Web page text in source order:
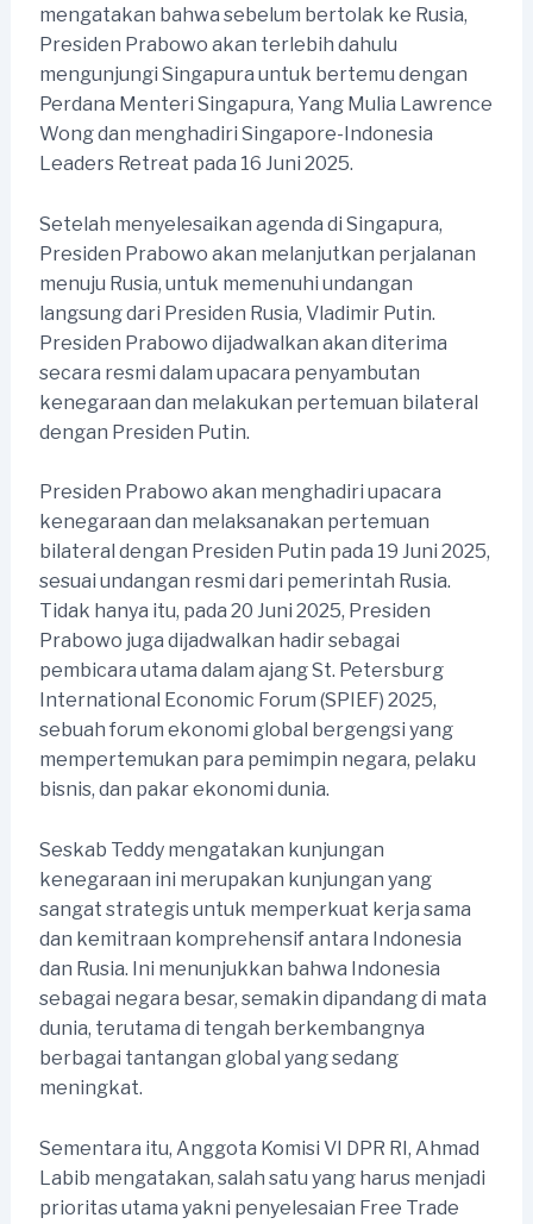
mengatakan bahwa sebelum bertolak ke Rusia,
Presiden Prabowo akan terlebih dahulu
mengunjungi Singapura untuk bertemu dengan
Perdana Menteri Singapura, Yang Mulia Lawrence
Wong dan menghadiri Singapore-Indonesia
Leaders Retreat pada 16 Juni 2025.
Setelah menyelesaikan agenda di Singapura,
Presiden Prabowo akan melanjutkan perjalanan
menuju Rusia, untuk memenuhi undangan
langsung dari Presiden Rusia, Vladimir Putin.
Presiden Prabowo dijadwalkan akan diterima
secara resmi dalam upacara penyambutan
kenegaraan dan melakukan pertemuan bilateral
dengan Presiden Putin.
Presiden Prabowo akan menghadiri upacara
kenegaraan dan melaksanakan pertemuan
bilateral dengan Presiden Putin pada 19 Juni 2025,
sesuai undangan resmi dari pemerintah Rusia.
Tidak hanya itu, pada 20 Juni 2025, Presiden
Prabowo juga dijadwalkan hadir sebagai
pembicara utama dalam ajang St. Petersburg
International Economic Forum (SPIEF) 2025,
sebuah forum ekonomi global bergengsi yang
mempertemukan para pemimpin negara, pelaku
bisnis, dan pakar ekonomi dunia.
Seskab Teddy mengatakan kunjungan
kenegaraan ini merupakan kunjungan yang
sangat strategis untuk memperkuat kerja sama
dan kemitraan komprehensif antara Indonesia
dan Rusia. Ini menunjukkan bahwa Indonesia
sebagai negara besar, semakin dipandang di mata
dunia, terutama di tengah berkembangnya
berbagai tantangan global yang sedang
meningkat.
Sementara itu, Anggota Komisi VI DPR RI, Ahmad
Labib mengatakan, salah satu yang harus menjadi
prioritas utama yakni penyelesaian Free Trade